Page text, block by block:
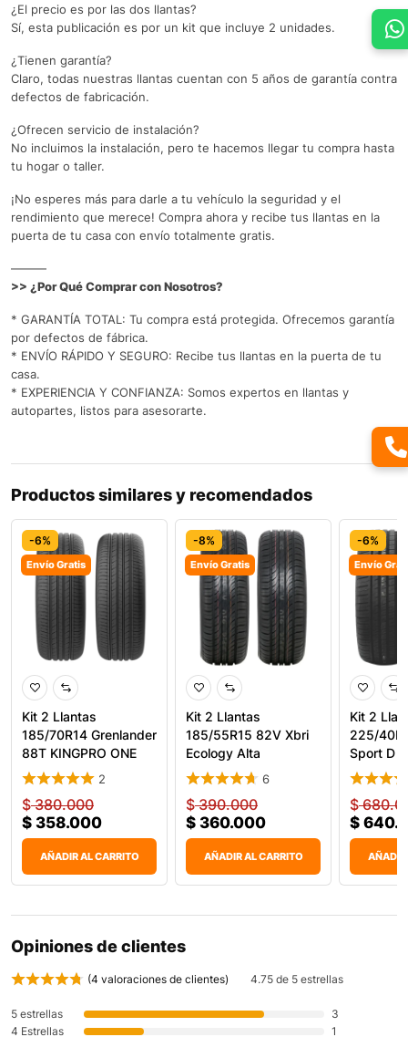
¿El precio es por las dos llantas?
Sí, esta publicación es por un kit que incluye 2 unidades.
¿Tienen garantía?
Claro, todas nuestras llantas cuentan con 5 años de garantía contra
defectos de fabricación.
¿Ofrecen servicio de instalación?
No incluimos la instalación, pero te hacemos llegar tu compra hasta
tu hogar o taller.
¡No esperes más para darle a tu vehículo la seguridad y el
rendimiento que merece! Compra ahora y recibe tus llantas en la
puerta de tu casa con envío totalmente gratis.
———
>> ¿Por Qué Comprar con Nosotros?
* GARANTÍA TOTAL: Tu compra está protegida. Ofrecemos garantía
por defectos de fábrica.
* ENVÍO RÁPIDO Y SEGURO: Recibe tus llantas en la puerta de tu
casa.
* EXPERIENCIA Y CONFIANZA: Somos expertos en llantas y
autopartes, listos para asesorarte.
Productos similares y recomendados
-6%
Envío Gratis
Kit 2 Llantas
185/70R14 Grenlander
88T KINGPRO ONE
2
$380.000
$ 358.000
AÑADIR AL CARRITO
-8%
Envío Gratis
Kit 2 Llantas
185/55R15 82V Xbri
Ecology Alta
Durabilidad
6
$390.000
$ 360.000
AÑADIR AL CARRITO
-6%
Envío
Kit 2
225/
Sport D
Carga
$
$
AÑADIR
Opiniones de clientes
(4 valoraciones de clientes) 4.75 de 5 estrellas
5 estrellas
3
4 Estrellas
1